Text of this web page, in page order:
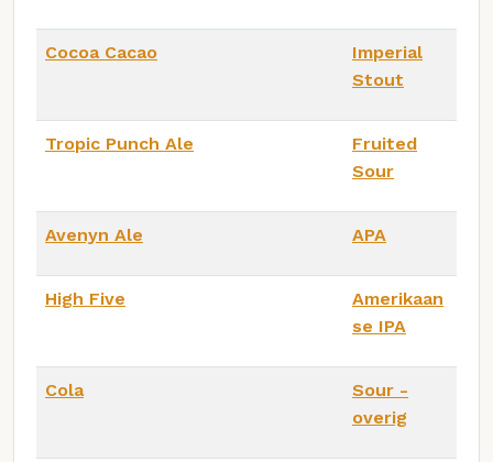
Cocoa Cacao
Imperial
Stout
Tropic Punch Ale
Fruited
Sour
Avenyn Ale APA
High Five
Amerikaan
se IPA
Cola
Sour -
overig